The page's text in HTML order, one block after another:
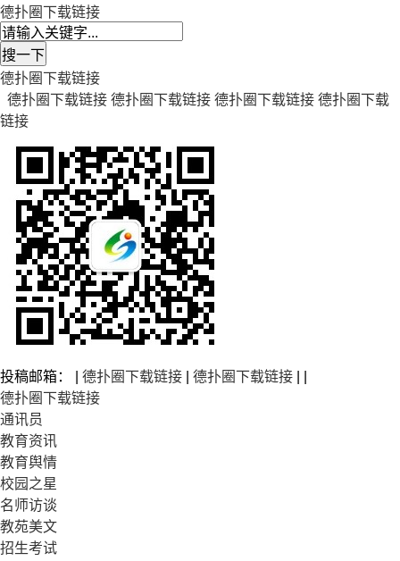
德扑圈下载链接
德扑圈下载链接
德扑圈下载链接 德扑圈下载链接 德扑圈下载链接 德扑圈下载
链接
投稿邮箱： | 德扑圈下载链接 德扑圈下载链接
德扑圈下载链接
通讯员
教育资讯
教育舆情
校园之星
名师访谈
教苑美文
招生考试